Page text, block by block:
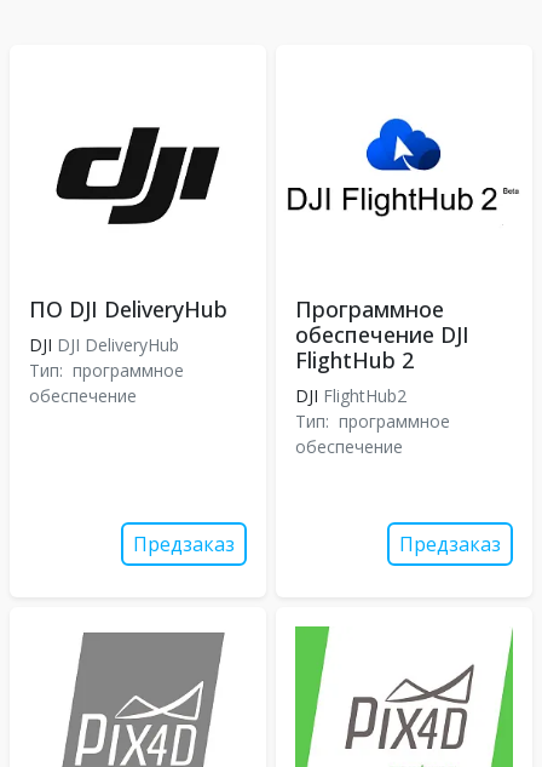
ПО DJI DeliveryHub
DJI DJI DeliveryHub
Тип: программное
обеспечение
Предзаказ
Программное
обеспечение DJI
FlightHub 2
DJI FlightHub2
Тип: программное
обеспечение
Предзаказ